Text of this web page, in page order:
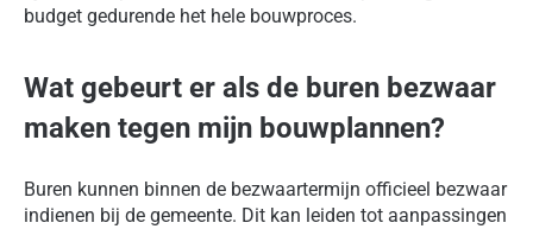
budget gedurende het hele bouwproces.
Wat gebeurt er als de buren bezwaar
maken tegen mijn bouwplannen?
Buren kunnen binnen de bezwaartermijn officieel bezwaar
indienen bij de gemeente. Dit kan leiden tot aanpassingen